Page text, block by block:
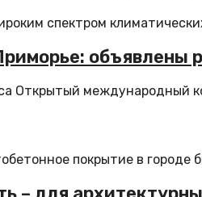
спектром
Открытый международный
покрытие в городе